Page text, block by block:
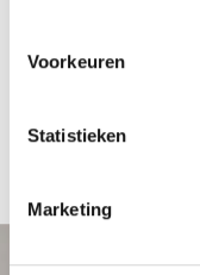
Voorkeuren
Statistieken
Marketing
Bezoek de